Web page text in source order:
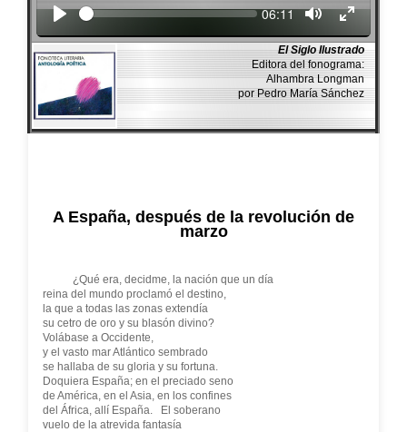
Seek Current
06:11
El Siglo Ilustrado
Editora del fonograma:
Alhambra Longman
por Pedro María Sánchez
A España, después de la revolución de
marzo
¿Qué era, decidme, la nación que un día
reina del mundo proclamó el destino,
la que a todas las zonas extendía
su cetro de oro y su blasón divino?
Volábase a Occidente,
y el vasto mar Atlántico sembrado
se hallaba de su gloria y su fortuna.
Doquiera España; en el preciado seno
de América, en el Asia, en los confines
del África, allí España. El soberano
vuelo de la atrevida fantasía